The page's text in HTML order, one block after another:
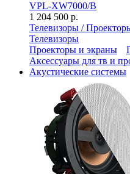
VPL-XW7000/B
1 204 500 р.
Телевизоры /
Телевизоры
Проекторы и экраны
Аксессуары для тв и
Акустические системы